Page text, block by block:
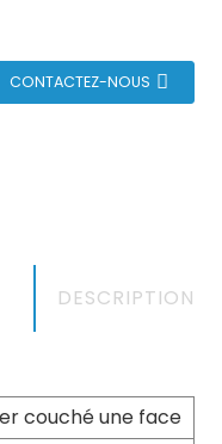
CONTACTEZ-NOUS
DESCRIPTION
couché une face